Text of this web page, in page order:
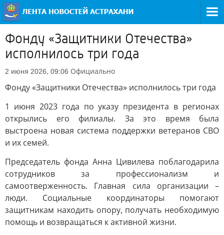
Фонду «Защитники Отечества»
исполнилось три года
2 июня 2026, 09:06 Официально
Фонду «Защитники Отечества» исполнилось три года
1 июня 2023 года по указу президента в регионах
открылись его филиалы. За это время была
выстроена новая система поддержки ветеранов СВО
и их семей.
Председатель фонда Анна Цивилева поблагодарила
сотрудников за профессионализм и
самоотверженность. Главная сила организации –
люди. Социальные координаторы помогают
защитникам находить опору, получать необходимую
помощь и возвращаться к активной жизни.